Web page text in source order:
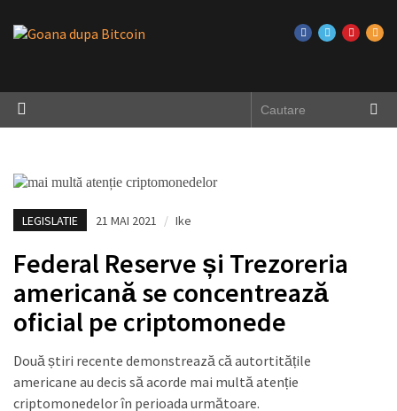
LEGISLATIE 21 MAI 2021 / Ike
Federal Reserve și Trezoreria
americană se concentrează
oficial pe criptomonede
Două știri recente demonstrează că autortitățile
americane au decis să acorde mai multă atenție
criptomonedelor în perioada următoare.